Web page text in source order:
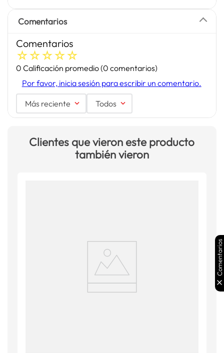
Comentarios
Comentarios
☆☆☆☆☆
0 Calificación promedio(0 comentarios)
Por favor, inicia sesión para escribir un comentario.
Más reciente Todos
Clientes que vieron este producto
también vieron
Comentarios